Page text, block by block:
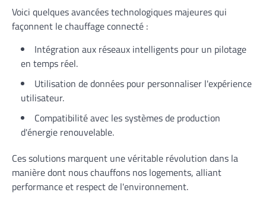
Voici quelques avancées technologiques majeures qui
façonnent le chauffage connecté :
Intégration aux réseaux intelligents pour un pilotage
en temps réel.
Utilisation de données pour personnaliser l'expérience
utilisateur.
Compatibilité avec les systèmes de production
d'énergie renouvelable.
Ces solutions marquent une véritable révolution dans la
manière dont nous chauffons nos logements, alliant
performance et respect de l'environnement.